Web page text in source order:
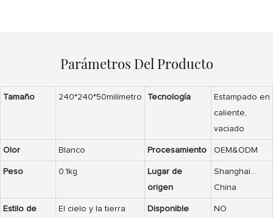
Parámetros Del Producto
Tamaño 240*240*50milímetro Tecnología
Estampado en
caliente,
vaciado
Olor Blanco Procesamiento OEM&ODM
Peso 0.1kg
Lugar de
origen
Shanghai...
China
Estilo de
El cielo y la tierra
Disponible NO